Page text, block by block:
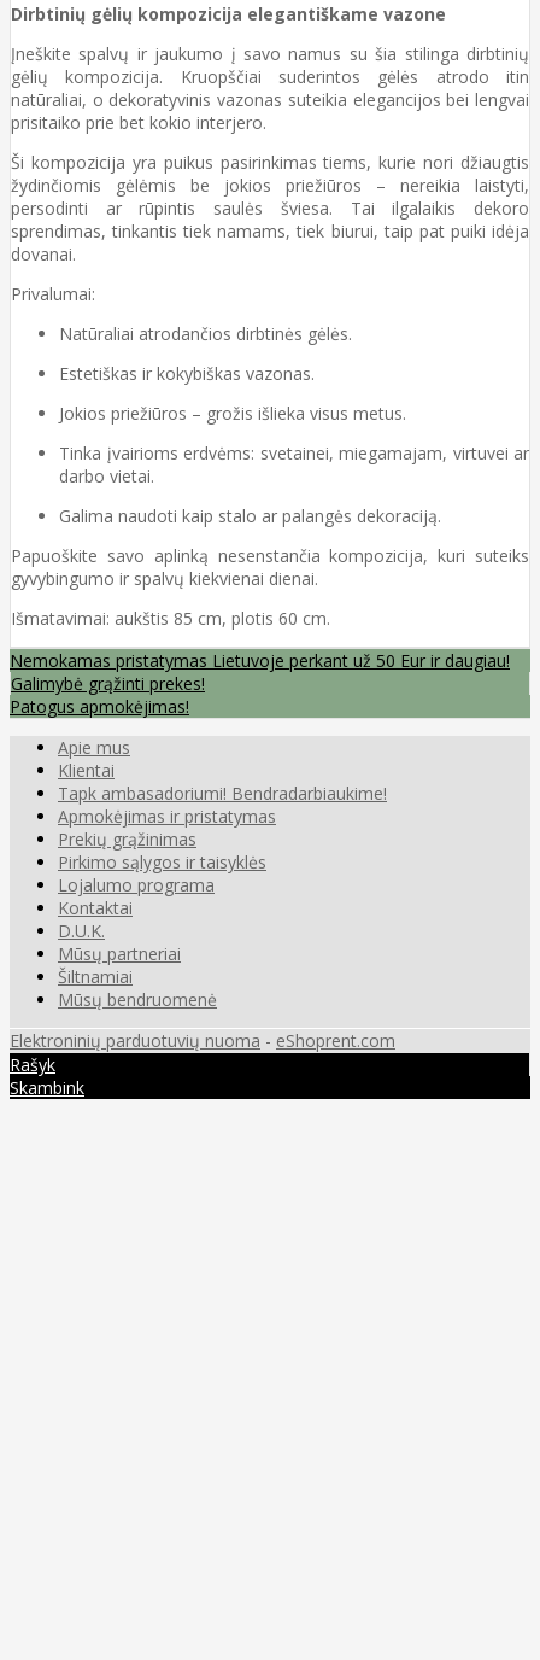
Dirbtinių gėlių kompozicija elegantiškame vazone
Įneškite spalvų ir jaukumo į savo namus su šia stilinga dirbtinių
gėlių kompozicija. Kruopščiai suderintos gėlės atrodo itin
natūraliai, o dekoratyvinis vazonas suteikia elegancijos bei lengvai
prisitaiko prie bet kokio interjero.
Ši kompozicija yra puikus pasirinkimas tiems, kurie nori džiaugtis
žydinčiomis gėlėmis be jokios priežiūros – nereikia laistyti,
persodinti ar rūpintis saulės šviesa. Tai ilgalaikis dekoro
sprendimas, tinkantis tiek namams, tiek biurui, taip pat puiki idėja
dovanai.
Privalumai:
Natūraliai atrodančios dirbtinės gėlės.
Estetiškas ir kokybiškas vazonas.
Jokios priežiūros – grožis išlieka visus metus.
Tinka įvairioms erdvėms: svetainei, miegamajam, virtuvei ar
darbo vietai.
Galima naudoti kaip stalo ar palangės dekoraciją.
Papuoškite savo aplinką nesenstančia kompozicija, kuri suteiks
gyvybingumo ir spalvų kiekvienai dienai.
Išmatavimai: aukštis 85 cm, plotis 60 cm.
Nemokamas pristatymas Lietuvoje perkant už 50 Eur ir daugiau!
Galimybė grąžinti prekes!
Patogus apmokėjimas!
Apie mus
Klientai
Tapk ambasadoriumi! Bendradarbiaukime!
Apmokėjimas ir pristatymas
Prekių grąžinimas
Pirkimo sąlygos ir taisyklės
Lojalumo programa
Kontaktai
D.U.K.
Mūsų partneriai
Šiltnamiai
Mūsų bendruomenė
Elektroninių parduotuvių nuoma - eShoprent.com
Rašyk
Skambink